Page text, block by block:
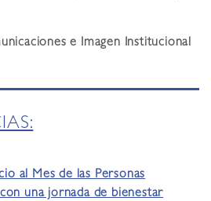
e Imagen Institucional
al Mes de las Personas
una jornada de bienestar